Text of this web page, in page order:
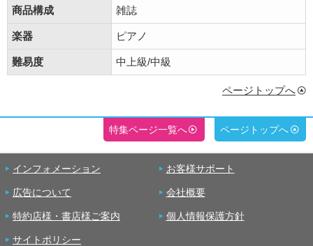
商品構成 雑誌
楽器 ピアノ
難易度 中上級/中級
ページトップへ
特集ページ一覧へ ページトップへ
インフォメーション お客様サポート
広告について 会社概要
特約店様・書店様ご案内 個人情報保護方針
サイトポリシー